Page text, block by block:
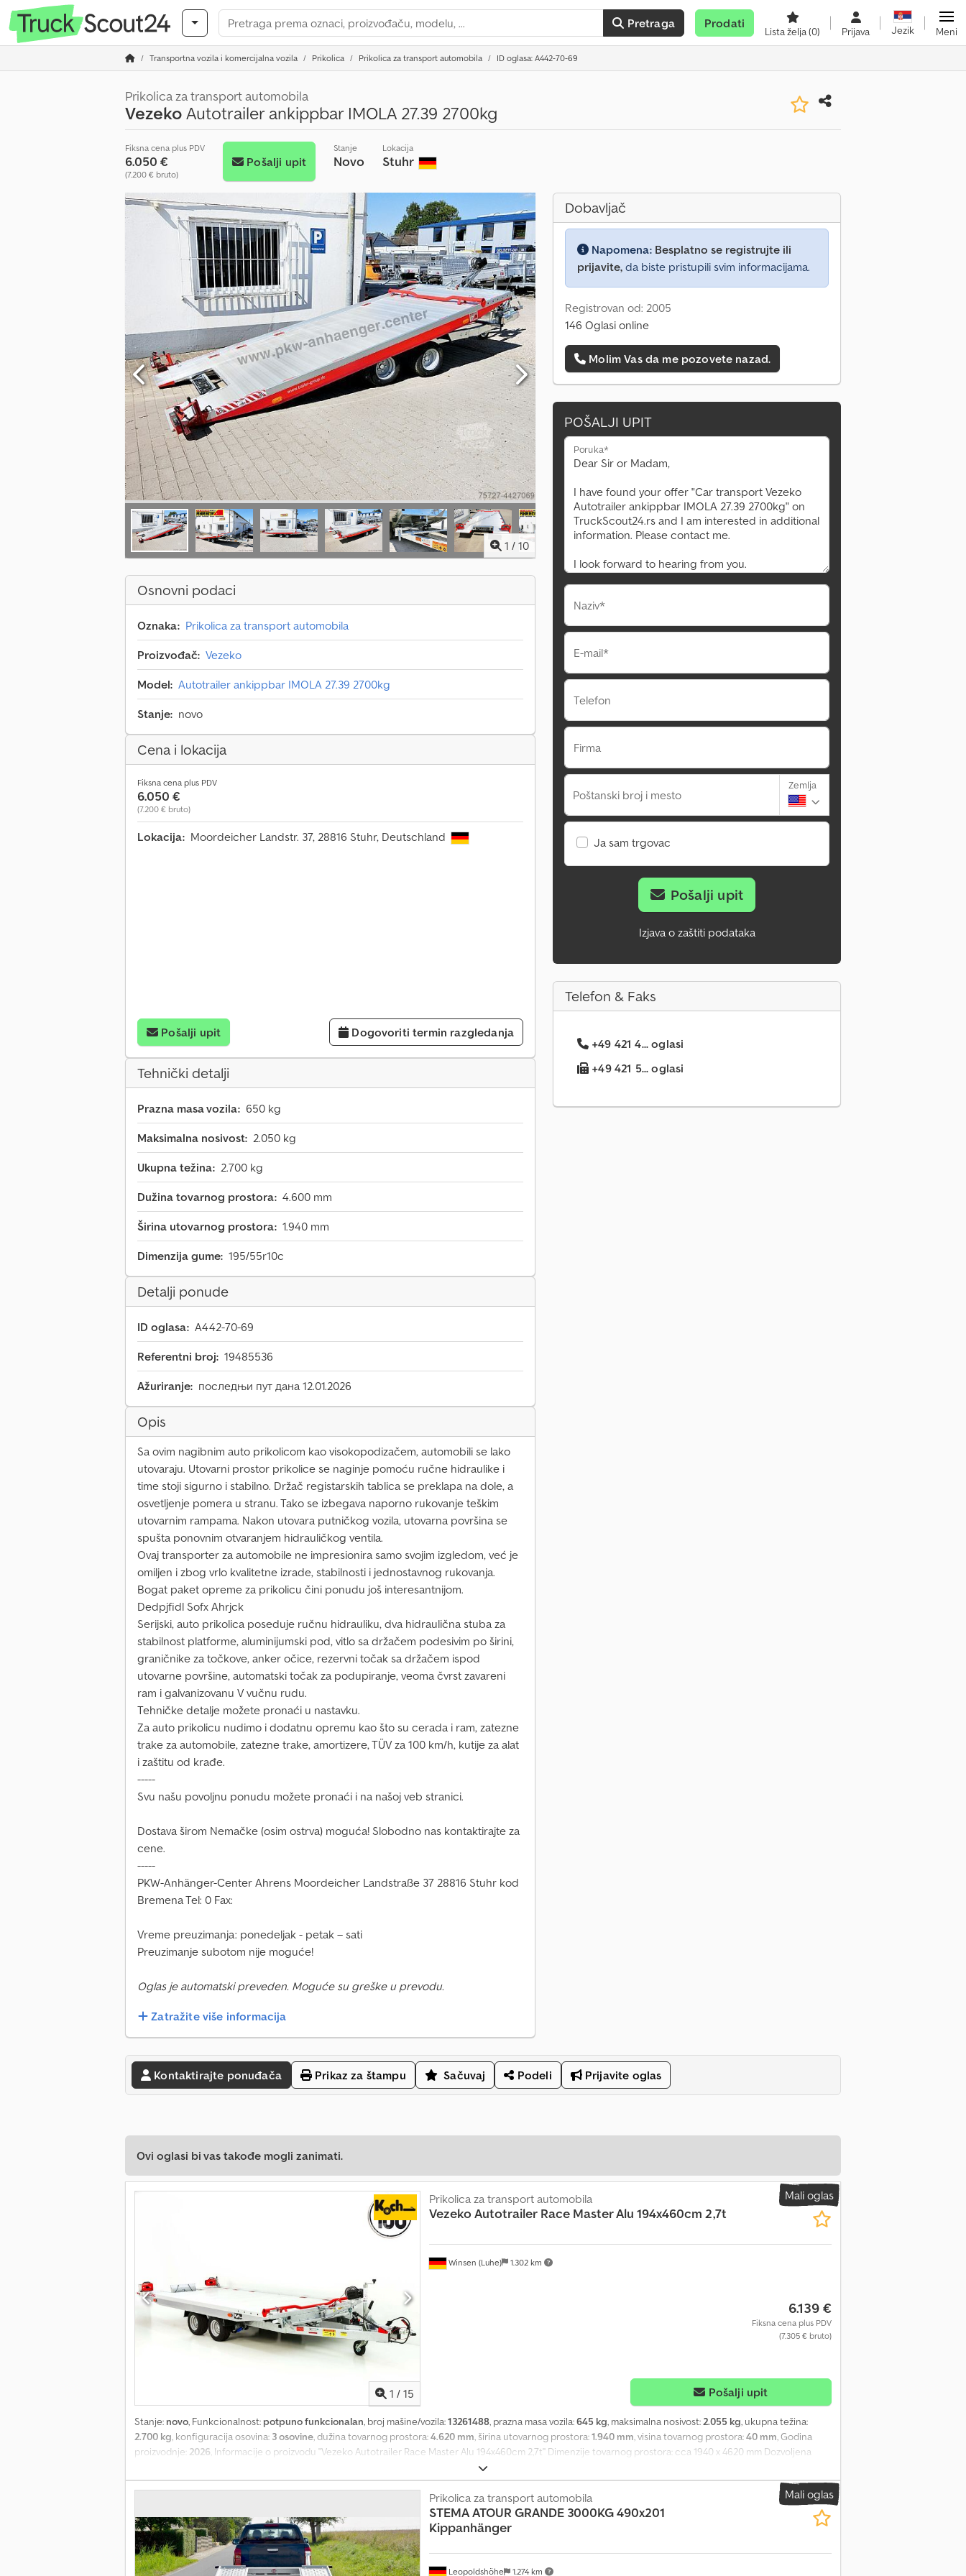
Pretraga Prodati
Lista želja(0) Prijava Jezik Meni
Transportna vozila i komercijalna vozila Prikolica Prikolica za transport automobila ID oglasa: A442-70-69
Prikolica za transport automobila
VezekoAutotrailer ankippbar IMOLA 27.39 2700kg
Fiksna cena plus PDV
6.050 €
(7.200 € bruto)
Pošalji upit
Stanje
Novo
Lokacija
Stuhr
1 / 10
Osnovni podaci
Oznaka: Prikolica za transport automobila
Proizvođač: Vezeko
Model: Autotrailer ankippbar IMOLA 27.39 2700kg
Stanje: novo
Cena i lokacija
Fiksna cena plus PDV
6.050 €
(7.200 € bruto)
Lokacija: Moordeicher Landstr. 37, 28816 Stuhr, Deutschland
Pošalji upit Dogovoriti termin razgledanja
Tehnički detalji
Prazna masa vozila: 650 kg
Maksimalna nosivost: 2.050 kg
Ukupna težina: 2.700 kg
Dužina tovarnog prostora: 4.600 mm
Širina utovarnog prostora: 1.940 mm
Dimenzija gume: 195/55r10c
Detalji ponude
ID oglasa: A442-70-69
Referentni broj: 19485536
Ažuriranje: последњи пут дана 12.01.2026
Opis
Sa ovim nagibnim auto prikolicom kao visokopodizačem, automobili se lako
utovaraju. Utovarni prostor prikolice se naginje pomoću ručne hidraulike i
time stoji sigurno i stabilno. Držač registarskih tablica se preklapa na dole, a
osvetljenje pomera u stranu. Tako se izbegava naporno rukovanje teškim
utovarnim rampama. Nakon utovara putničkog vozila, utovarna površina se
spušta ponovnim otvaranjem hidrauličkog ventila.
Ovaj transporter za automobile ne impresionira samo svojim izgledom, već je
omiljen i zbog vrlo kvalitetne izrade, stabilnosti i jednostavnog rukovanja.
Bogat paket opreme za prikolicu čini ponudu još interesantnijom.
Dedpjfidl Sofx Ahrjck
Serijski, auto prikolica poseduje ručnu hidrauliku, dva hidraulična stuba za
stabilnost platforme, aluminijumski pod, vitlo sa držačem podesivim po širini,
graničnike za točkove, anker očice, rezervni točak sa držačem ispod
utovarne površine, automatski točak za podupiranje, veoma čvrst zavareni
ram i galvanizovanu V vučnu rudu.
Tehničke detalje možete pronaći u nastavku.
Za auto prikolicu nudimo i dodatnu opremu kao što su cerada i ram, zatezne
trake za automobile, zatezne trake, amortizere, TÜV za 100 km/h, kutije za alat
i zaštitu od krađe.
-----
Svu našu povoljnu ponudu možete pronaći i na našoj veb stranici.
Dostava širom Nemačke (osim ostrva) moguća! Slobodno nas kontaktirajte za
cene.
-----
PKW-Anhänger-Center Ahrens Moordeicher Landstraße 37 28816 Stuhr kod
Bremena Tel: 0 Fax:
Vreme preuzimanja: ponedeljak - petak – sati
Preuzimanje subotom nije moguće!
Oglas je automatski preveden. Moguće su greške u prevodu.
Zatražite više informacija
Dobavljač
Napomena: Besplatno se registrujte ili
prijavite, da biste pristupili svim informacijama.
Registrovan od: 2005
146 Oglasi online
Molim Vas da me pozovete nazad.
POŠALJI UPIT
Poruka*
Naziv*
E-mail*
Telefon
Firma
Poštanski broj i mesto
Zemlja
Ja sam trgovac
Pošalji upit
Izjava o zaštiti podataka
Telefon & Faks
+49 421 4... oglasi
+49 421 5... oglasi
Kontaktirajte ponuđača Prikaz za štampu Sačuvaj Podeli Prijavite oglas
Ovi oglasi bi vas takođe mogli zanimati.
Mali oglas
1 / 15
Winsen (Luhe) 1.302 km
Prikolica za transport automobila
Vezeko Autotrailer Race Master Alu 194x460cm 2,7t
6.139 €
Fiksna cena plus PDV
(7.305 € bruto)
Pošalji upit
Stanje: novo, Funkcionalnost: potpuno funkcionalan, broj mašine/vozila:13261488, prazna masa vozila:645 kg, maksimalna nosivost:2.055 kg, ukupna težina:
2.700 kg, konfiguracija osovina: 3 osovine, dužina tovarnog prostora:4.620 mm, širina utovarnog prostora:1.940 mm, visina tovarnog prostora:40 mm, Godina
proizvodnje: 2026, Informacije o proizvodu "Vezeko Autotrailer Race Master Alu 194x460cm 2,7t" Dimenzije tovarnog prostora: cca 1940 x 4620 mm Dozvoljena
ukupna masa: 2700 kg Nosivost: cca 2055 kg (nosivost varira u zavisnosti od dodatne opreme) Proizvođač: Vezeko Karakteristike - Transportna platforma lako se
naginje zahvaljujući 2 hidraulična podizna cilindra - Ručna sajla vitlo 900 kg kao dodatna oprema - Amortizeri točkova sa odobrenjem za brzinu do 100 km/h
Dodatna oprema - Pod: aluminijumski pod - Više veznih tačaka - 1 komad podesivi aluminijumski luk za točak - Sa gumama 195/55R10C - Velika sigurnosna svetla
Dedpfx Aoq T R Smshrsck Šasija - Osovina sa gumenim oprugama | V-teg za vuču sa kugličnom spojkom | Automatski točak za oslonac | Sistem za automatsku
vožnju unazad Elektrika - 12 volti | 13-polni priključak | Bočna svetla | Ograničavajuća svetla Ukoliko želite da kupite ovu prikolicu ili imate dodatna pitanja vezana
za prikolice, molimo vas da koristite naš interni broj za niskopodne prikolice „br.13261488“.
Mali oglas
Leopoldshöhe 1.274 km
Prikolica za transport automobila
STEMAATOUR GRANDE 3000KG 490x201
Kippanhänger